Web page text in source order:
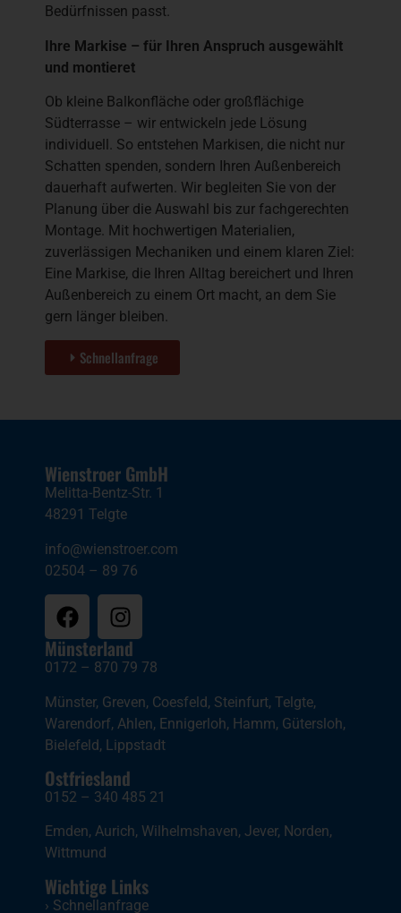
Bedürfnissen passt.
Ihre Markise – für Ihren Anspruch ausgewählt
und montieret
Ob kleine Balkonfläche oder großflächige
Südterrasse – wir entwickeln jede Lösung
individuell. So entstehen Markisen, die nicht nur
Schatten spenden, sondern Ihren Außenbereich
dauerhaft aufwerten. Wir begleiten Sie von der
Planung über die Auswahl bis zur fachgerechten
Montage. Mit hochwertigen Materialien,
zuverlässigen Mechaniken und einem klaren Ziel:
Eine Markise, die Ihren Alltag bereichert und Ihren
Außenbereich zu einem Ort macht, an dem Sie
gern länger bleiben.
Schnellanfrage
Wienstroer GmbH
Melitta-Bentz-Str. 1
48291 Telgte
info@wienstroer.com
02504 – 89 76
Münsterland
0172 – 870 79 78
Münster, Greven, Coesfeld, Steinfurt, Telgte,
Warendorf, Ahlen, Ennigerloh, Hamm, Gütersloh,
Bielefeld, Lippstadt
Ostfriesland
0152 – 340 485 21
Emden, Aurich, Wilhelmshaven, Jever, Norden,
Wittmund
Wichtige Links
› Schnellanfrage